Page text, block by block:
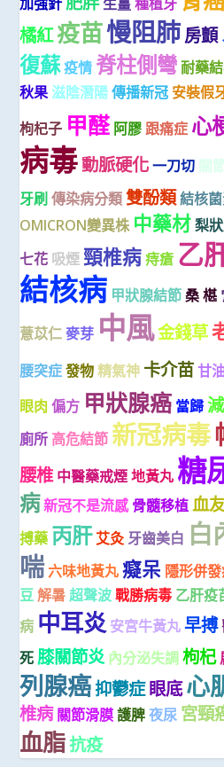
橘紅疫苗慢阻肺房顫
復蘇疫情 脊柱側彎耐藥
秋果滋陰潛陽 傳播新冠 安裝假
枸杞子 甲醛 阿膠 跟痛症 心
病毒動脈硬化 一刀切 關
牙刷 傳染病分類 雙酚類結核
OMICRON變異株 中藥材 梨
七花 吸煙 頸椎病 痔瘡 乙
結核病 甲狀腺結節 桑 椹
薏苡仁 麥芽 中風金錢草
腰突症 發物 精氣神 卡介苗 甘
眼肉 偏方 甲狀腺癌 當歸
廁所 高危結節 新冠病毒
腰椎 中醫藥戒煙 地黃丸 糖
病新冠不是流感 骨髓移植 血
搏藥 丙肝 艾灸 牙齒美白 白
喘 六味地黃丸 癡呆 隱形併
豆 解暑 超聲波 戰勝病毒 乙肝疫
病 中耳炎 安宮牛黃丸 早搏
死 膝關節炎 內分泌失調 枸杞
列腺癌抑鬱症眼底心
椎病 關節滑膜 護脾 夜尿 宮頸
血脂抗疫